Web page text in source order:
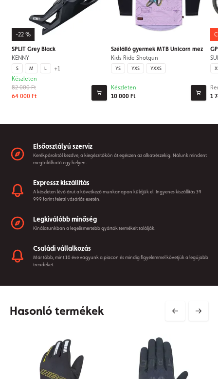
-22 %
SPLIT Grey Black
KENNY
S M L +1
82 000 Ft
64 000 Ft
Készleten
Szélálló gyermek MTB Unicorn mez
Kids Ride Shotgun
YS YXS YXXS
10 000 Ft
Készleten
1
Elsőosztályú szerviz
Kerékpároktól kezdve, a kiegészítőkön át egészen az alkatrészekig. Nálunk mindent
megtalálható egy helyen.
Expressz kiszállítás
A készleten lévő árut a következő munkanapon küldjük el. Ingyenes kiszállítás 39
999 forint feletti vásárlás esetén.
Legkiválóbb minőség
Kínálatunkban a legelismertebb gyártók termékeit találják.
Családi vállalkozás
Már több, mint 10 éve vagyunk a piacon és mindig figyelemmel követjük a legújabb
trendeket.
Hasonló termékek